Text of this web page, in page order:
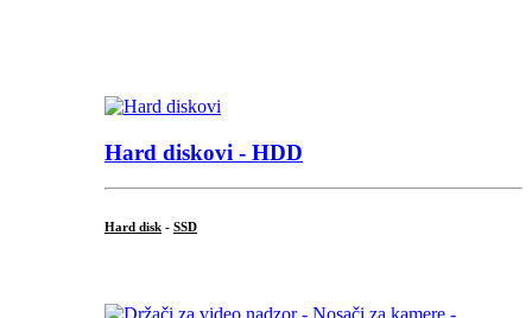
Hard diskovi - HDD
Hard disk - SSD